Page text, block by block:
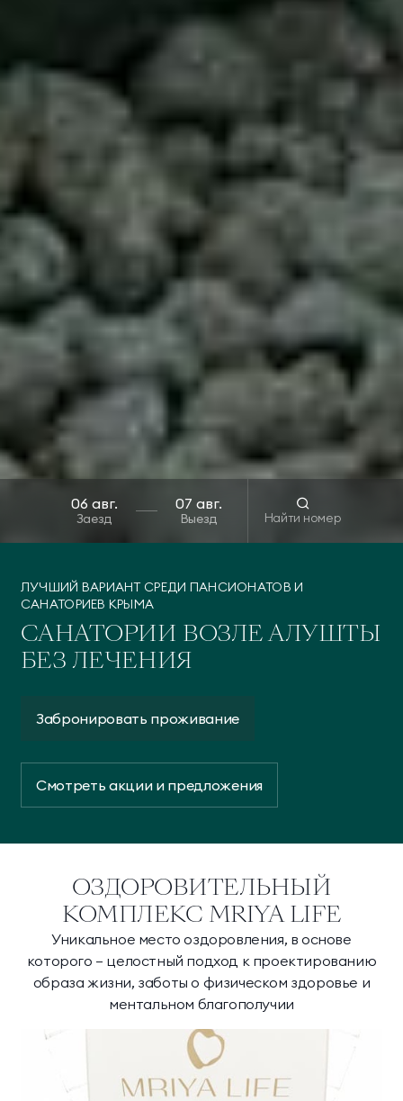
ЛУЧШИЙ ВАРИАНТ СРЕДИ ПАНСИОНАТОВ И
САНАТОРИЕВ КРЫМА
САНАТОРИИ ВОЗЛЕ АЛУШТЫ
БЕЗ ЛЕЧЕНИЯ
Забронировать проживание
Смотреть акции и предложения
Заезд Выезд Найти номер
ОЗДОРОВИТЕЛЬНЫЙ
КОМПЛЕКС MRIYA LIFE
Уникальное место оздоровления, в основе
которого – целостный подход к проектированию
образа жизни, заботы о физическом здоровье и
ментальном благополучии